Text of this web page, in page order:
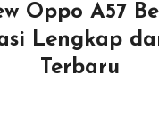
Oppo A57
Lengkap
Terbaru